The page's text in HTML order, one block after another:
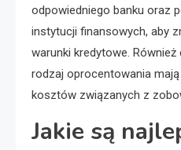
odpowiedniego banku oraz
instytucji finansowych, aby
warunki kredytowe.
rodzaj oprocentowania
kosztów związanych z
Jakie są